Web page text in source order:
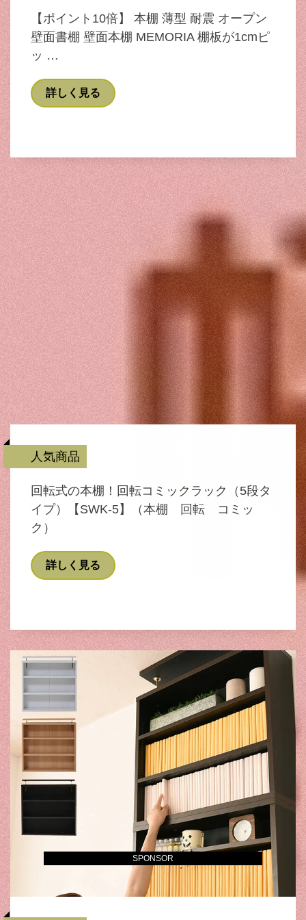
【ポイント10倍】 本棚 薄型 耐震 オープン
壁面書棚 壁面本棚 MEMORIA 棚板が1cmピ
ッ …
詳しく見る
人気商品
回転式の本棚！回転コミックラック（5段タ
イプ）【SWK-5】（本棚 回転 コミッ
ク）
詳しく見る
SPONSOR